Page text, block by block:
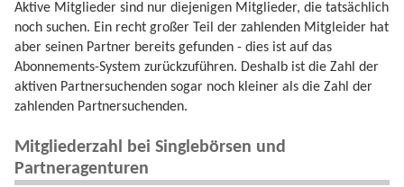
Aktive Mitglieder sind nur diejenigen Mitglieder, die tatsächlich
noch suchen. Ein recht großer Teil der zahlenden Mitgleider hat
aber seinen Partner bereits gefunden - dies ist auf das
Abonnements-System zurückzuführen. Deshalb ist die Zahl der
aktiven Partnersuchenden sogar noch kleiner als die Zahl der
zahlenden Partnersuchenden.
Mitgliederzahl bei Singlebörsen und
Partneragenturen